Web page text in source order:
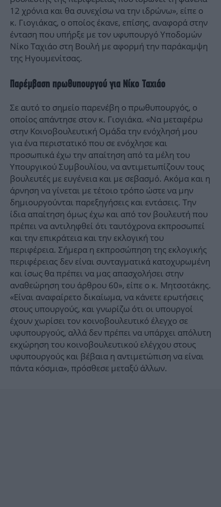
12 χρόνια και θα συνεχίσω να την ιδρώνω», είπε ο
κ. Γιογιάκας, ο οποίος έκανε, επίσης, αναφορά στην
ένταση που υπήρξε με τον υφυπουργό Υποδομών
Νίκο Ταχιάο στη Βουλή με αφορμή την παράκαμψη
της Ηγουμενίτσας.
Παρέμβαση πρωθυπουργού για Νίκο Ταχιάο
Σε αυτό το σημείο παρενέβη ο πρωθυπουργός, ο
οποίος απάντησε στον κ. Γιογιάκα. «Να μεταφέρω
στην Κοινοβουλευτική Ομάδα την ενόχλησή μου
για ένα περιστατικό που σε ενόχλησε και
προσωπικά έχω την απαίτηση από τα μέλη του
Υπουργικού Συμβουλίου, να αντιμετωπίζουν τους
βουλευτές με ευγένεια και με σεβασμό. Ακόμα και η
άρνηση να γίνεται με τέτοιο τρόπο ώστε να μην
δημιουργούνται παρεξηγήσεις και εντάσεις. Την
ίδια απαίτηση όμως έχω και από τον βουλευτή που
πρέπει να αντιληφθεί ότι ταυτόχρονα εκπροσωπεί
και την επικράτεια και την εκλογική του
περιφέρεια. Σήμερα η εκπροσώπηση της εκλογικής
περιφέρειας δεν είναι συνταγματικά κατοχυρωμένη
και ίσως θα πρέπει να μας απασχολήσει στην
αναθεώρηση του άρθρου 60», είπε ο κ. Μητσοτάκης.
«Είναι αναφαίρετο δικαίωμα, να κάνετε ερωτήσεις
στους υπουργούς, και γνωρίζω ότι οι υπουργοί
έχουν χωρίσει τον κοινοβουλευτικό έλεγχο σε
υφυπουργούς, αλλά δεν πρέπει να υπάρχει απόλυτη
εκχώρηση του κοινοβουλευτικού ελέγχου στους
υφυπουργούς και βέβαια η αντιμετώπιση να είναι
πάντα κόσμια», πρόσθεσε μεταξύ άλλων.